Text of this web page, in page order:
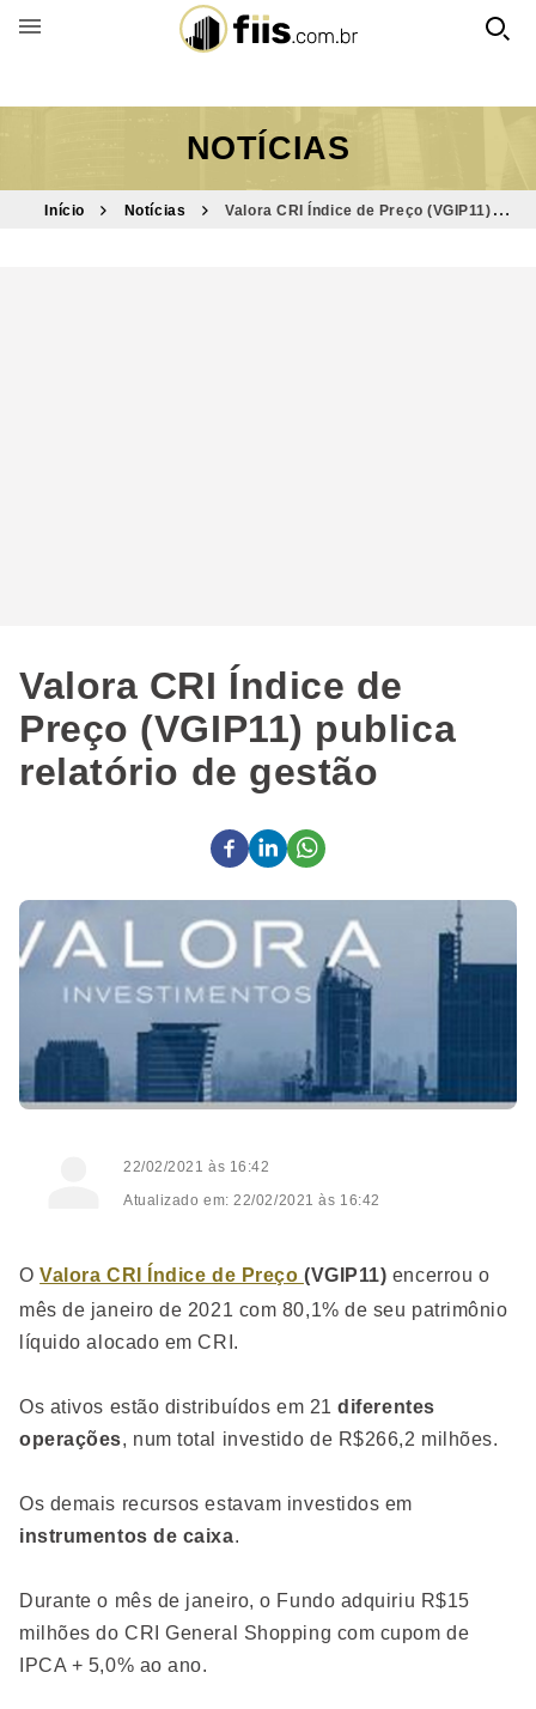
BUSCAR POR FUNDO
NOTÍCIAS
Início Notícias
Valora CRI Índice de Preço (VGIP11)
Valora CRI Índice de
Preço (VGIP11) publica
relatório de gestão
22/02/2021 às 16:42
Atualizado em: 22/02/2021 às 16:42
OValora CRI Índice de Preço (VGIP11) encerrou o
mês de janeiro de 2021 com 80,1% de seu patrimônio
líquido alocado em CRI.
Os ativos estão distribuídos em 21diferentes
operações, num total investido de R$266,2 milhões.
Os demais recursos estavam investidos em
instrumentos de caixa.
Durante o mês de janeiro, o Fundo adquiriu R$15
milhões do CRI General Shopping com cupom de
IPCA + 5,0% ao ano.